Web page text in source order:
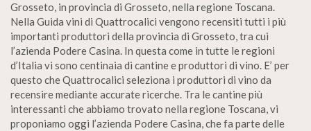
Grosseto, in provincia di Grosseto, nella regione Toscana.
Nella Guida vini di Quattrocalici vengono recensiti tutti i più
importanti produttori della provincia di Grosseto, tra cui
l’azienda Podere Casina. In questa come in tutte le regioni
d’Italia vi sono centinaia di cantine e produttori di vino. E’ per
questo che Quattrocalici seleziona i produttori di vino da
recensire mediante accurate ricerche. Tra le cantine più
interessanti che abbiamo trovato nella regione Toscana, vi
proponiamo oggi l’azienda Podere Casina, che fa parte delle